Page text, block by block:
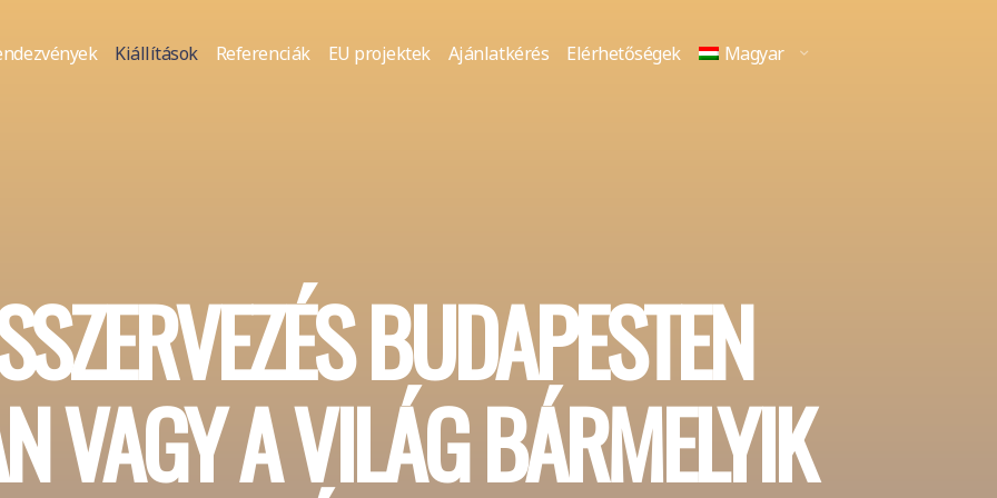
Kiállítások Referenciák EU projektek Ajánlatkérés Elérhetőségek Magyar
BUDAPESTEN
VAGY A VILÁG BÁRMELYIK